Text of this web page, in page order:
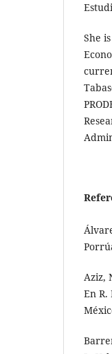
She
Aziz,
En